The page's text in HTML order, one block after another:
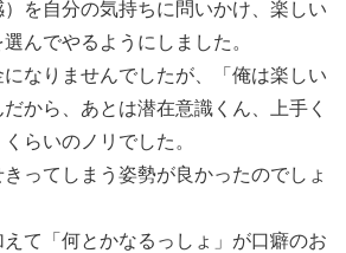
を自分の気持ちに問いかけ、楽しい
んでやるようにしました。
なりませんでしたが、「俺は楽しい
から、あとは潜在意識くん、上手く
らいのノリでした。
ってしまう姿勢が良かったのでしょ
て「何とかなるっしょ」が口癖のお